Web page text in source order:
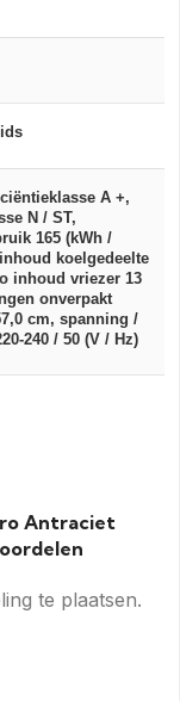
A +,
N / ST,
165 (kWh /
koelgedeelte
inhoud vriezer 13
onverpakt
cm, spanning /
240 / 50 (V / Hz)
Antraciet
te plaatsen.